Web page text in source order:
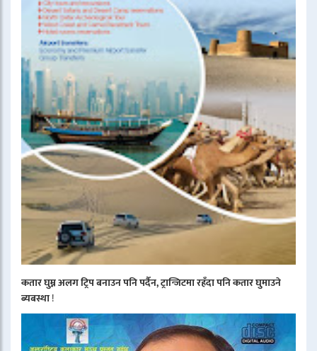
कतार घुम्न अलग ट्रिप बनाउन पनि पर्दैन, ट्रान्जिटमा रहँदा पनि कतार घुमाउने
ब्यबस्था!